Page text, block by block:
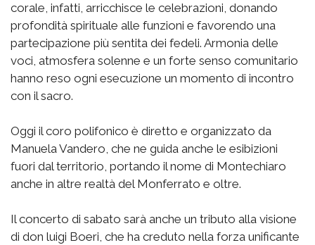
corale, infatti, arricchisce le celebrazioni, donando
profondità spirituale alle funzioni e favorendo una
partecipazione più sentita dei fedeli. Armonia delle
voci, atmosfera solenne e un forte senso comunitario
hanno reso ogni esecuzione un momento di incontro
con il sacro.
Oggi il coro polifonico è diretto e organizzato da
Manuela Vandero, che ne guida anche le esibizioni
fuori dal territorio, portando il nome di Montechiaro
anche in altre realtà del Monferrato e oltre.
Il concerto di sabato sarà anche un tributo alla visione
di don luigi Boeri, che ha creduto nella forza unificante